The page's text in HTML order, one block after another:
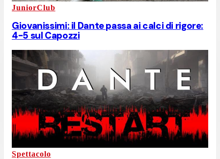
JuniorClub
Giovanissimi: il Dante passa ai calci di rigore:
4-5 sul Capozzi
Spettacolo